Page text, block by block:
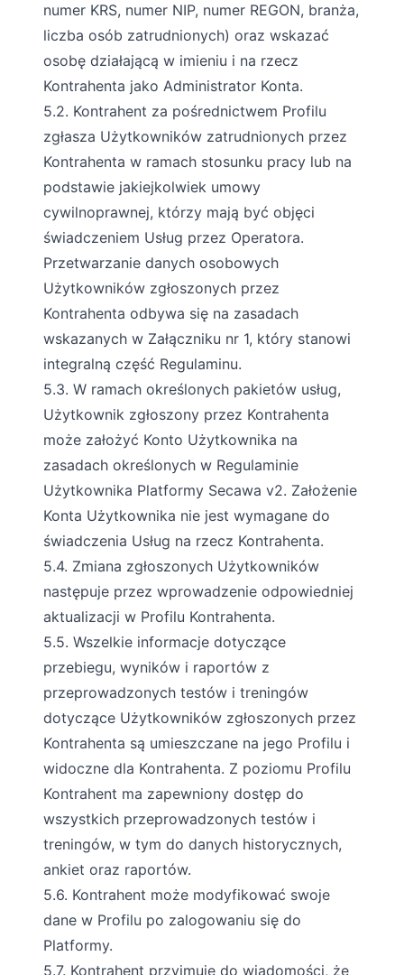
numer KRS, numer NIP, numer REGON, branża,
liczba osób zatrudnionych) oraz wskazać
osobę działającą w imieniu i na rzecz
Kontrahenta jako Administrator Konta.
5.2. Kontrahent za pośrednictwem Profilu
zgłasza Użytkowników zatrudnionych przez
Kontrahenta w ramach stosunku pracy lub na
podstawie jakiejkolwiek umowy
cywilnoprawnej, którzy mają być objęci
świadczeniem Usług przez Operatora.
Przetwarzanie danych osobowych
Użytkowników zgłoszonych przez
Kontrahenta odbywa się na zasadach
wskazanych w Załączniku nr 1, który stanowi
integralną część Regulaminu.
5.3. W ramach określonych pakietów usług,
Użytkownik zgłoszony przez Kontrahenta
może założyć Konto Użytkownika na
zasadach określonych w Regulaminie
Użytkownika Platformy Secawa v2. Założenie
Konta Użytkownika nie jest wymagane do
świadczenia Usług na rzecz Kontrahenta.
5.4. Zmiana zgłoszonych Użytkowników
następuje przez wprowadzenie odpowiedniej
aktualizacji w Profilu Kontrahenta.
5.5. Wszelkie informacje dotyczące
przebiegu, wyników i raportów z
przeprowadzonych testów i treningów
dotyczące Użytkowników zgłoszonych przez
Kontrahenta są umieszczane na jego Profilu i
widoczne dla Kontrahenta. Z poziomu Profilu
Kontrahent ma zapewniony dostęp do
wszystkich przeprowadzonych testów i
treningów, w tym do danych historycznych,
ankiet oraz raportów.
5.6. Kontrahent może modyfikować swoje
dane w Profilu po zalogowaniu się do
Platformy.
5.7. Kontrahent przyjmuje do wiadomości, że